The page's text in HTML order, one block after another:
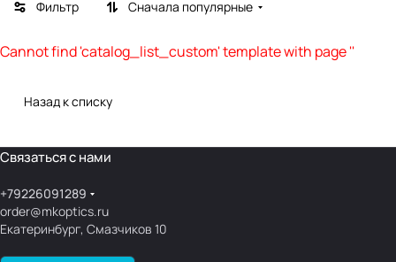
Фильтр
Сначала популярные
Cannot find 'catalog_list_custom' template with page ''
Назад к списку
Связаться с нами
+79226091289
order@mkoptics.ru
Екатеринбург, Смазчиков 10